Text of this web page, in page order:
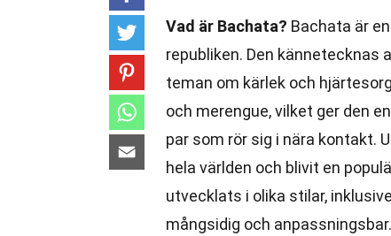
Vad är Bachata? Bachata är
republiken. Den kännetecknas
teman om kärlek och
och merengue, vilket ger den
par som rör sig i nära kontakt.
hela världen och blivit en
utvecklats i olika stilar,
mångsidig och